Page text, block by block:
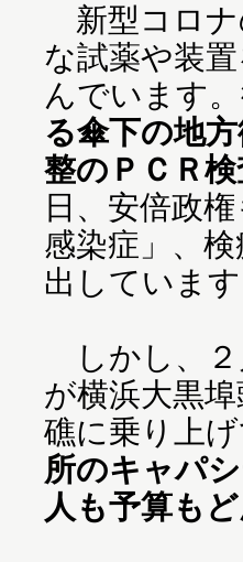
新型コロナ
な試薬や装
んでいます
る傘下の地
整のＰＣＲ
日、安倍政
感染症」、
出しています
しかし、２
が横浜大黒
礁に乗り上
所のキャパ
人も予算も